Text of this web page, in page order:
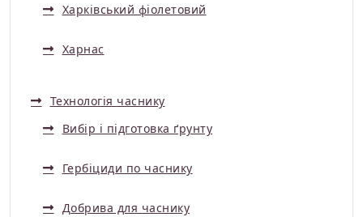
Харківський фіолетовий
Харнас
Технологія часнику
Вибір і підготовка ґрунту
Гербіциди по часнику
Добрива для часнику